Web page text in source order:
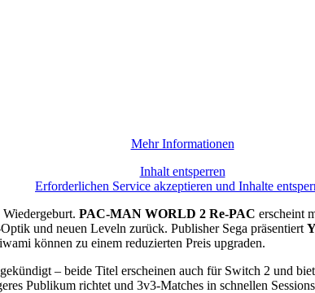
Mehr Informationen
Inhalt entsperren
Erforderlichen Service akzeptieren und Inhalte
PAC-MAN WORLD 2 Re-PAC erscheint
und neuen Leveln zurück. Publisher Sega präsentiert
können zu einem reduzierten Preis upgraden.
– beide Titel erscheinen auch für Switch 2 und
Publikum richtet und 3v3-Matches in schnellen